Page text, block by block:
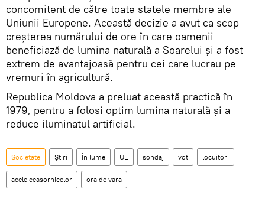
concomitent de către toate statele membre ale
Uniunii Europene. Această decizie a avut ca scop
creșterea numărului de ore în care oamenii
beneficiază de lumina naturală a Soarelui și a fost
extrem de avantajoasă pentru cei care lucrau pe
vremuri în agricultură.
Republica Moldova a preluat această practică în
1979, pentru a folosi optim lumina naturală şi a
reduce iluminatul artificial.
Societate Știri În lume UE sondaj vot locuitori
acele ceasornicelor ora de vara